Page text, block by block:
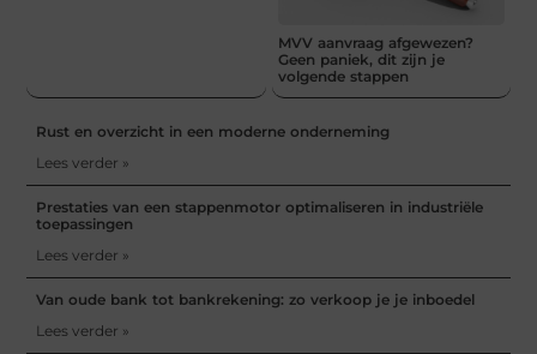
MVV aanvraag afgewezen?
Geen paniek, dit zijn je
volgende stappen
Rust en overzicht in een moderne onderneming
Lees verder »
Prestaties van een stappenmotor optimaliseren in industriële
toepassingen
Lees verder »
Van oude bank tot bankrekening: zo verkoop je je inboedel
Lees verder »